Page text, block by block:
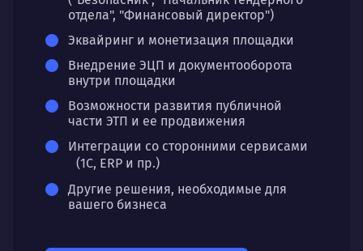
отдела", "Финансовый директор")
Эквайринг и монетизация площадки
Внедрение ЭЦП и документооборота
внутри площадки
Возможности развития публичной
части ЭТП и ее продвижения
Интеграции со сторонними сервисами
(1С, ERP и пр.)
Другие решения, необходимые для
вашего бизнеса